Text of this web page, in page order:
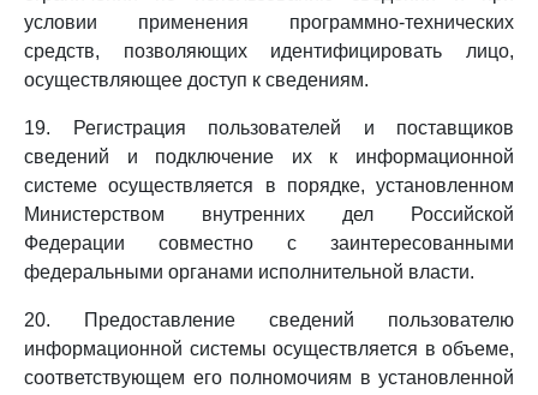
условии применения программно-технических
средств, позволяющих идентифицировать лицо,
осуществляющее доступ к сведениям.
19. Регистрация пользователей и поставщиков
сведений и подключение их к информационной
системе осуществляется в порядке, установленном
Министерством внутренних дел Российской
Федерации совместно с заинтересованными
федеральными органами исполнительной власти.
20. Предоставление сведений пользователю
информационной системы осуществляется в объеме,
соответствующем его полномочиям в установленной